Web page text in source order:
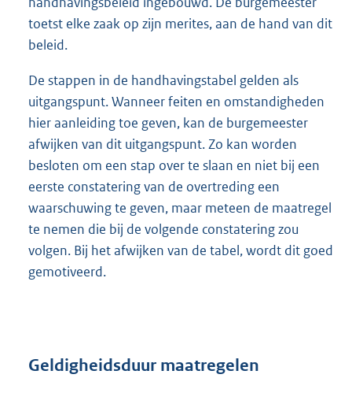
toetst elke zaak op zijn merites, aan de hand van dit
beleid.
De stappen in de handhavingstabel gelden als
uitgangspunt. Wanneer feiten en omstandigheden
hier aanleiding toe geven, kan de burgemeester
afwijken van dit uitgangspunt. Zo kan worden
besloten om een stap over te slaan en niet bij een
eerste constatering van de overtreding een
waarschuwing te geven, maar meteen de maatregel
te nemen die bij de volgende constatering zou
volgen. Bij het afwijken van de tabel, wordt dit goed
gemotiveerd.
Geldigheidsduur maatregelen